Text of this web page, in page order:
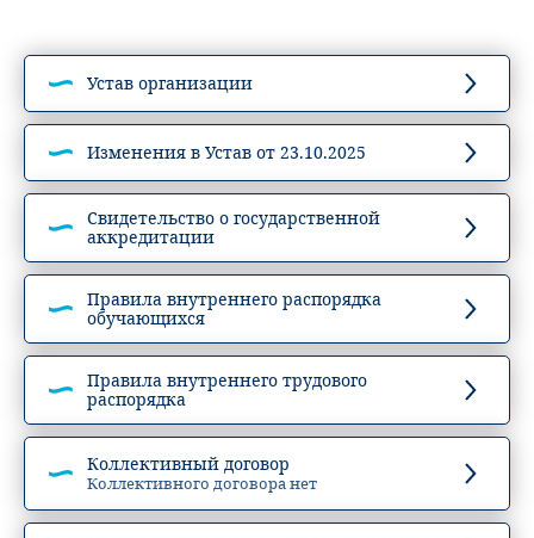
Устав организации
Изменения в Устав от 23.10.2025
Свидетельство о государственной
аккредитации
Правила внутреннего распорядка
обучающихся
Правила внутреннего трудового
распорядка
Коллективный договор
Коллективного договора нет